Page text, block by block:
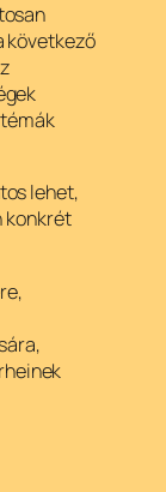
következő
lehet,
konkrét